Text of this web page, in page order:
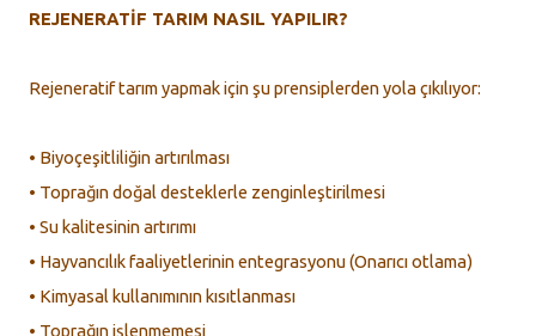
REJENERATİF TARIM NASIL YAPILIR?
Rejeneratif tarım yapmak için şu prensiplerden yola çıkılıyor:
• Biyoçeşitliliğin artırılması
• Toprağın doğal desteklerle zenginleştirilmesi
• Su kalitesinin artırımı
• Hayvancılık faaliyetlerinin entegrasyonu (Onarıcı otlama)
• Kimyasal kullanımının kısıtlanması
• Toprağın işlenmemesi